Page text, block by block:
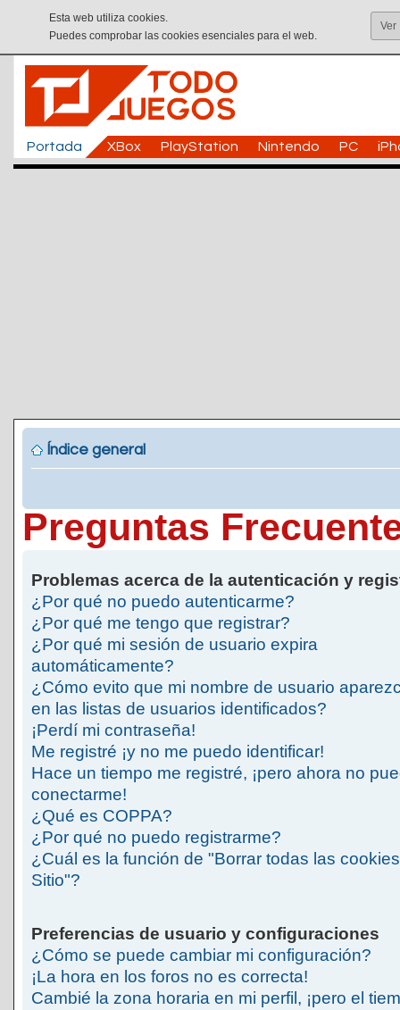
Esta web utiliza cookies.
Puedes comprobar las cookies esenciales para el web.
Ver
Portada XBox PlayStation Nintendo PC
Índice general
Preguntas
Problemas acerca de la autenticación y
¿Por qué no puedo autenticarme?
¿Por qué me tengo que registrar?
¿Por qué mi sesión de usuario expira
automáticamente?
¿Cómo evito que mi nombre de usuario
en las listas de usuarios identificados?
¡Perdí mi contraseña!
Me registré ¡y no me puedo identificar!
Hace un tiempo me registré, ¡pero ahora no
conectarme!
¿Qué es COPPA?
¿Por qué no puedo registrarme?
¿Cuál es la función de "Borrar todas las
Sitio"?
Preferencias de usuario y configuraciones
¿Cómo se puede cambiar mi configuración?
¡La hora en los foros no es correcta!
Cambié la zona horaria en mi perfil, ¡pero el